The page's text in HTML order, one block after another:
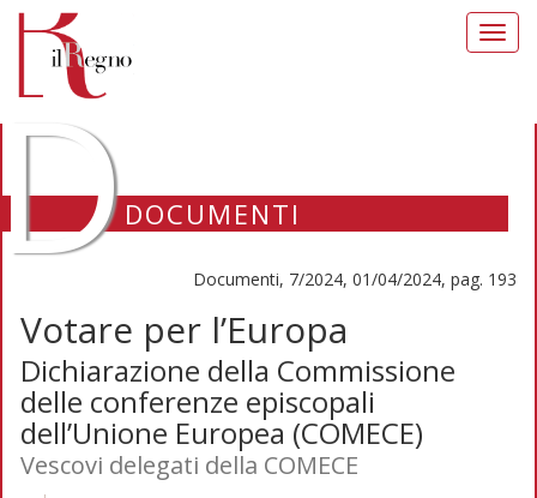
DOCUMENTI
Documenti, 7/2024, 01/04/2024, pag. 193
Votare per l’Europa
Dichiarazione della Commissione
delle conferenze episcopali
dell’Unione Europea (COMECE)
Vescovi delegati della COMECE